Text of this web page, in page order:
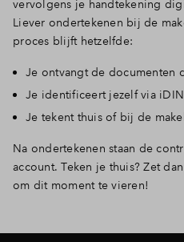
vervolgens je handtekening
Liever ondertekenen bij de
proces blijft hetzelfde:
Je ontvangt de documenten
Je identificeert jezelf via iDIN
Je tekent thuis of bij de
Na ondertekenen staan de
account. Teken je thuis? Zet
om dit moment te vieren!